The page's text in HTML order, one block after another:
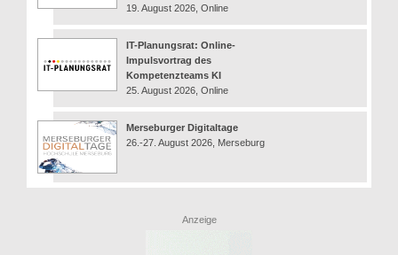
19. August 2026, Online
IT-Planungsrat: Online-
Impulsvortrag des
Kompetenzteams KI
25. August 2026, Online
Merseburger Digitaltage
26.-27. August 2026, Merseburg
Anzeige